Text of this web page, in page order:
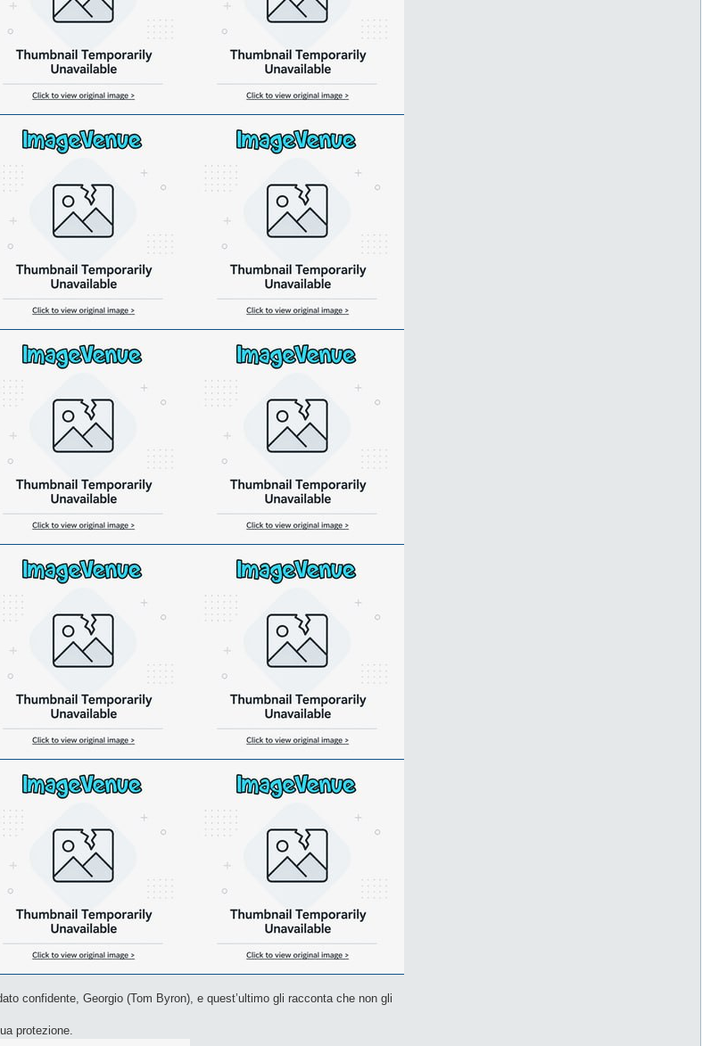
confidente, Georgio (Tom Byron), e quest’ultimo gli racconta che non gli
protezione.